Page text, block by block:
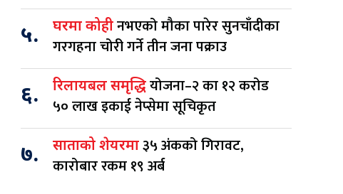
५. घरमा कोहीनभएको मौका पारेर सुनचाँदीका
गरगहना चोरी गर्ने तीन जना पक्राउ
६. रिलायबल समृद्धियोजना–२ का १२ करोड
५० लाख इकाई नेप्सेमा सूचिकृत
७. साताको शेयरमा३५ अंकको गिरावट,
कारोबार रकम १९ अर्ब